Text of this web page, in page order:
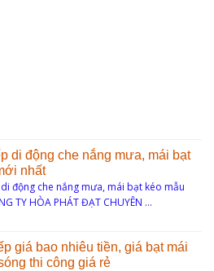
di động che nắng mưa, mái bạt
nhất
động che nắng mưa, mái bạt kéo mẫu
TY HÒA PHÁT ĐẠT CHUYÊN …
giá bao nhiêu tiền, giá bạt mái
thi công giá rẻ